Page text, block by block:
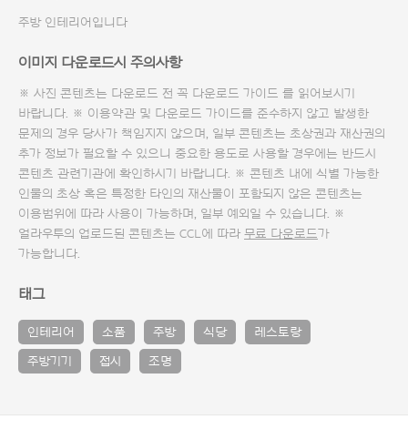
주방 인테리어입니다
이미지 다운로드시 주의사항
※ 사진 콘텐츠는 다운로드 전 꼭 다운로드 가이드 를 읽어보시기
바랍니다. ※ 이용약관 및 다운로드 가이드를 준수하지 않고 발생한
문제의 경우 당사가 책임지지 않으며, 일부 콘텐츠는 초상권과 재산권의
추가 정보가 필요할 수 있으니 중요한 용도로 사용할 경우에는 반드시
콘텐츠 관련기관에 확인하시기 바랍니다. ※ 콘텐츠 내에 식별 가능한
인물의 초상 혹은 특정한 타인의 재산물이 포함되지 않은 콘텐츠는
이용범위에 따라 사용이 가능하며, 일부 예외일 수 있습니다. ※
얼라우투의 업로드된 콘텐츠는 CCL에 따라 무료 다운로드가
가능합니다.
태그
인테리어 소품 주방 식당 레스토랑
주방기기 접시 조명